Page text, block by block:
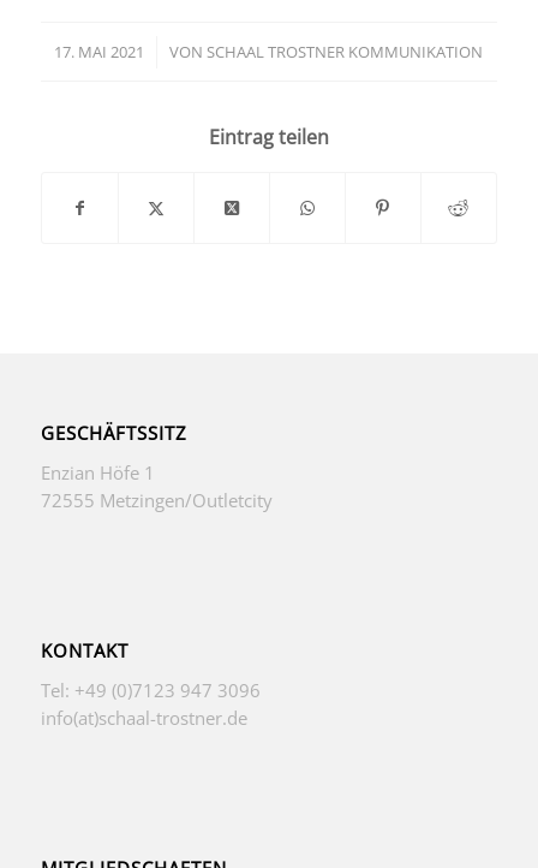
17. MAI 2021
/ VON SCHAAL TROSTNER KOMMUNIKATION
Eintrag teilen
GESCHÄFTSSITZ
Enzian Höfe 1
72555 Metzingen/Outletcity
KONTAKT
Tel: +49 (0)7123 947 3096
info(at)schaal-trostner.de